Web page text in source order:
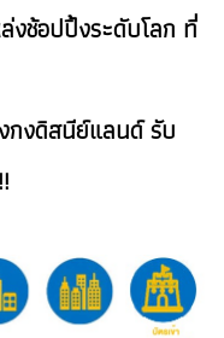
ช้อปปิ้งระดับโลก ที่
กงดิสนีย์แลนด์ รับ